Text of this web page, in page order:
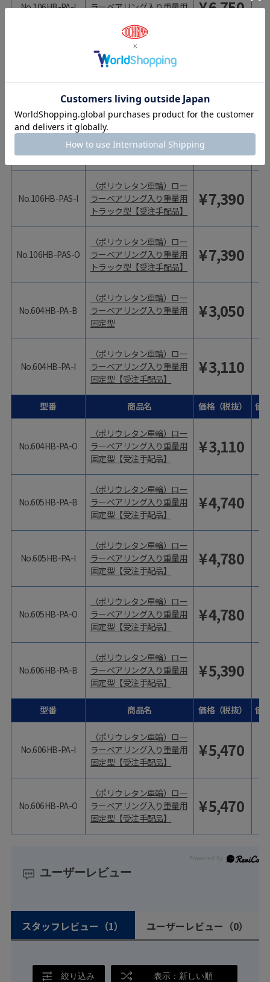
No.106HB-PA-I
No.106HB-PAS-B
No.106HB-PAS-I
No.106HB-PAS-O
No.604HB-PA-B
No.604HB-PA-I
型番
No.604HB-PA-O
No.605HB-PA-B
No.605HB-PA-I
No.605HB-PA-O
No.606HB-PA-B
型番
No.606HB-PA-I
No.606HB-PA-O
ラーベアリング入り重量用
¥6,750 ¥
（ポリウレタン車輪）ロー
ラーベアリング入り重量用
商品名 価格（税抜）
（ポリウレタン車輪）ロー
ラーベアリング入り重量用
トラック型【受注手配品】
¥
（ポリウレタン車輪）ロー
ラーベアリング入り重量用
トラック型【受注手配品】
¥7,390
（ポリウレタン車輪）ロー
ラーベアリング入り重量用
トラック型【受注手配品】
¥7,390
（ポリウレタン車輪）ロー
ラーベアリング入り重量用
固定型
¥3,050
（ポリウレタン車輪）ロー
ラーベアリング入り重量用
固定型【受注手配品】
¥3,110
商品名 価格（税抜） 価
（ポリウレタン車輪）ロー
ラーベアリング入り重量用
固定型【受注手配品】
¥3,110
（ポリウレタン車輪）ロー
ラーベアリング入り重量用
固定型【受注手配品】
¥4,740
（ポリウレタン車輪）ロー
ラーベアリング入り重量用
固定型【受注手配品】
¥4,780
（ポリウレタン車輪）ロー
ラーベアリング入り重量用
固定型【受注手配品】
¥4,780
（ポリウレタン車輪）ロー
ラーベアリング入り重量用
固定型【受注手配品】
¥5,390
商品名 価格（税抜） 価
（ポリウレタン車輪）ロー
ラーベアリング入り重量用
固定型【受注手配品】
¥5,470
（ポリウレタン車輪）ロー
ラーベアリング入り重量用
固定型【受注手配品】
¥5,470
ユーザーレビュー
スタッフレビュー （1） ユーザーレビュー （0）
絞り込み 表示：新しい順